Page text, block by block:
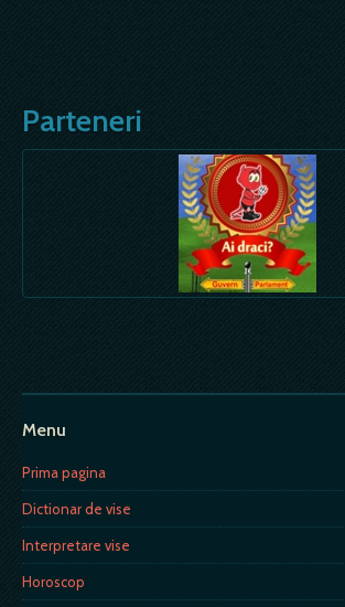
Parteneri
Menu
Prima pagina
Dictionar de vise
Interpretare vise
Horoscop